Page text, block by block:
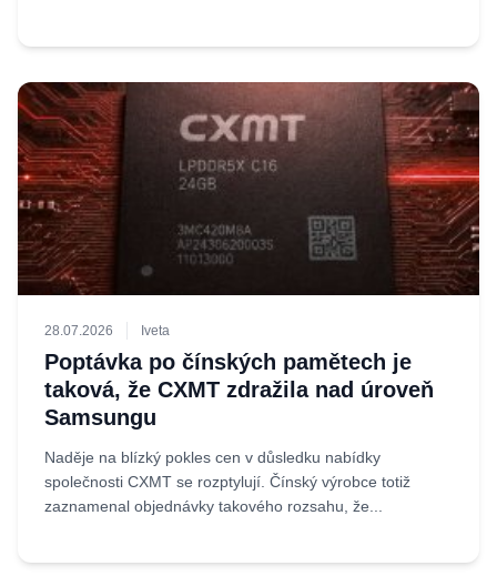
28.07.2026 Iveta
Poptávka po čínských pamětech je
taková, že CXMT zdražila nad úroveň
Samsungu
Naděje na blízký pokles cen v důsledku nabídky
společnosti CXMT se rozptylují. Čínský výrobce totiž
zaznamenal objednávky takového rozsahu, že...